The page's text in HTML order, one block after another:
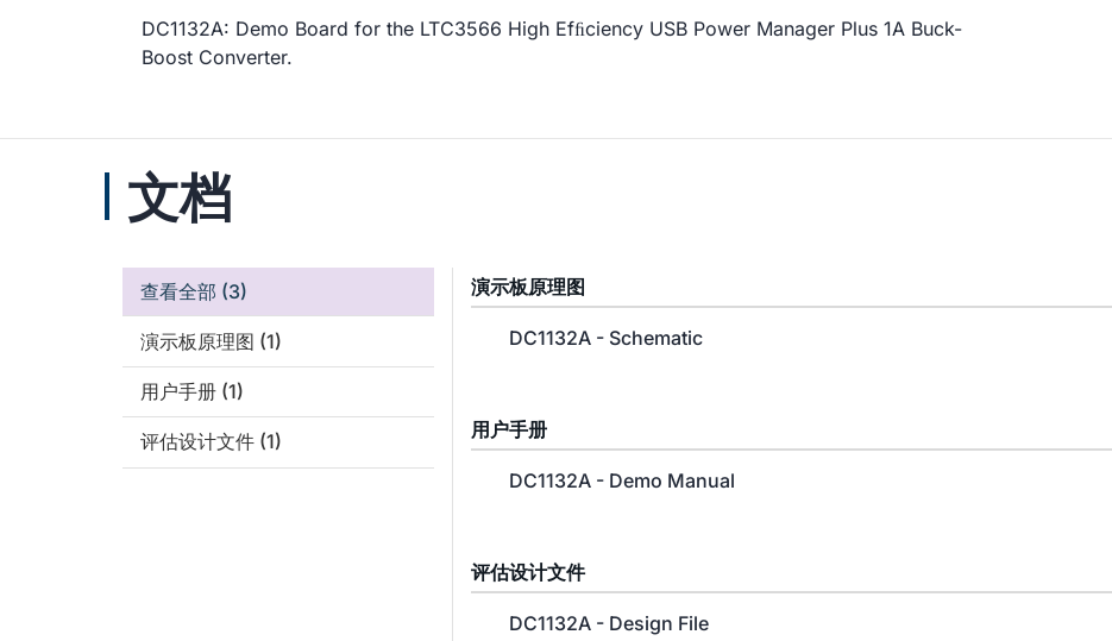
DC1132A: Demo Board for the LTC3566 High Efﬁciency USB Power Manager Plus 1A Buck-
Boost Converter.
文档
查看全部 (3)
演示板原理图 (1)
用户手册 (1)
评估设计文件 (1)
演示板原理图
DC1132A - Schematic
用户手册
DC1132A - Demo Manual
评估设计文件
DC1132A - Design File